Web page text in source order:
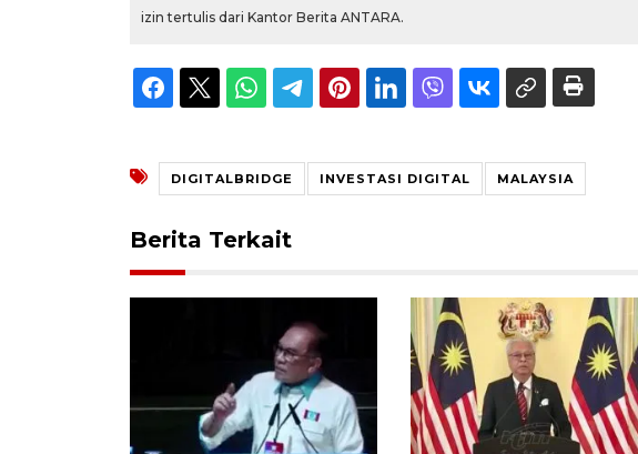
izin tertulis dari Kantor Berita ANTARA.
DIGITALBRIDGE INVESTASI DIGITAL MALAYSIA
Berita Terkait